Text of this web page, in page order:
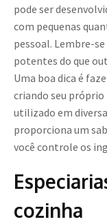
pode ser
com pequenas
pessoal. Lembre-
potentes do que
Uma boa dica é
criando seu
utilizado em
proporciona um
você controle os
cozinha